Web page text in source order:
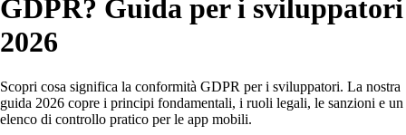
GDPR? Guida per i sviluppatori
2026
Scopri cosa significa la conformità GDPR per i sviluppatori. La nostra
guida 2026 copre i principi fondamentali, i ruoli legali, le sanzioni e un
elenco di controllo pratico per le app mobili.